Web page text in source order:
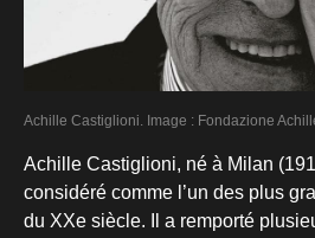
Achille Castiglioni. Image : Fondazione
Achille Castiglioni, né à Milan
considéré comme l’un des plus
du XXe siècle. Il a remporté